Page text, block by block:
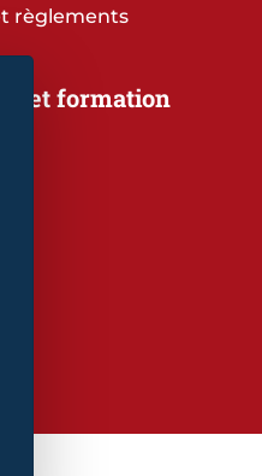
règlements
et formation